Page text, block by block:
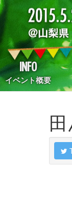
INFO
イベント概要